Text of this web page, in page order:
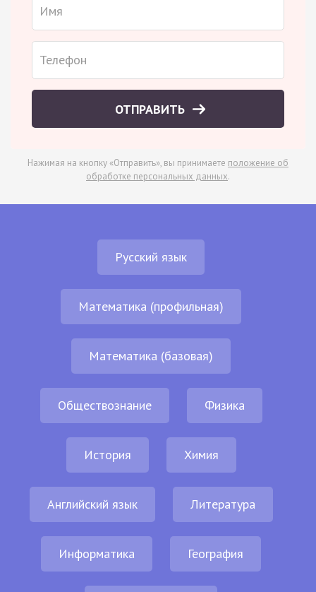
ОТПРАВИТЬ
Нажимая на кнопку «Отправить», вы принимаете положение об
обработке персональных данных.
Русский язык
Математика (профильная)
Математика (базовая)
Обществознание Физика
История Химия
Английский язык Литература
Информатика География